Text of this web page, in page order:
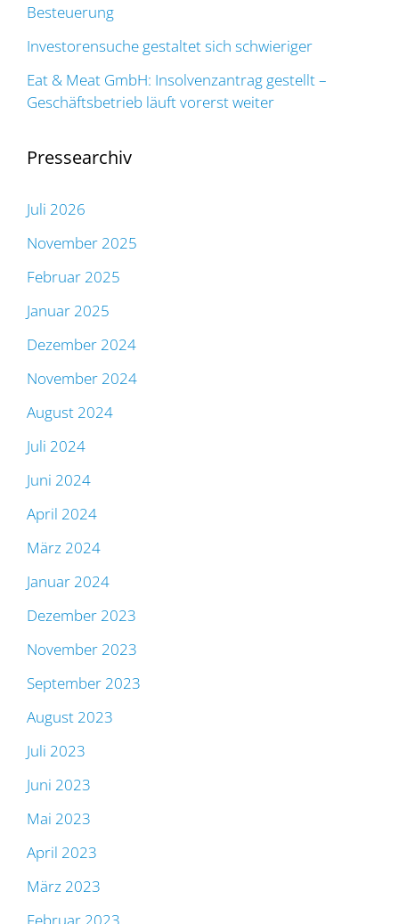
Besteuerung
Investorensuche gestaltet sich schwieriger
Eat & Meat GmbH: Insolvenzantrag gestellt –
Geschäftsbetrieb läuft vorerst weiter
Pressearchiv
Juli 2026
November 2025
Februar 2025
Januar 2025
Dezember 2024
November 2024
August 2024
Juli 2024
Juni 2024
April 2024
März 2024
Januar 2024
Dezember 2023
November 2023
September 2023
August 2023
Juli 2023
Juni 2023
Mai 2023
April 2023
März 2023
Februar 2023